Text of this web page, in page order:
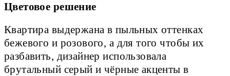
Цветовое решение
Квартира выдержана в пыльных оттенках
бежевого и розового, а для того чтобы их
разбавить, дизайнер использовала
брутальный серый и чёрные акценты в